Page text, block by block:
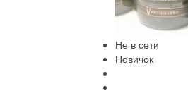
Не в сети
Новичок